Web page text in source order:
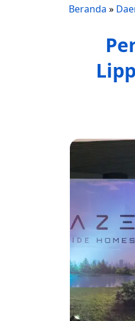
Beranda »